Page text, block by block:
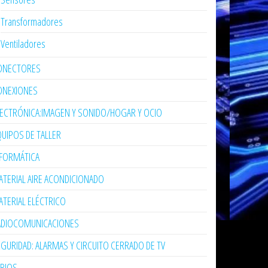
Transformadores
Ventiladores
Y SONIDO/HOGAR Y OCIO
DE TALLER
AIRE ACONDICIONADO
ELÉCTRICO
ALARMAS Y CIRCUITO CERRADO DE TV